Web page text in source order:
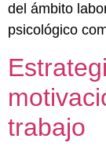
del ámbito
psicológico
trabajo